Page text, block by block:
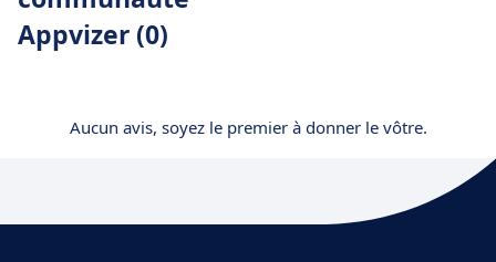
Appvizer (0)
Aucun avis, soyez le premier à donner le vôtre.